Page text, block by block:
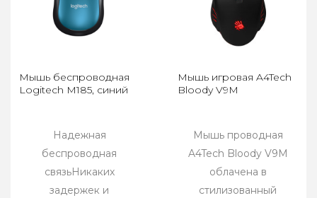
Мышь беспроводная
Logitech M185, синий
Надежная
беспроводная
связьНикаких
задержек и
Мышь игровая A4Tech
Bloody V9M
Мышь проводная
A4Tech Bloody V9M
облачена в
стилизованный